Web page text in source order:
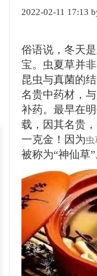
2022-02-11 17:13
俗语说，冬天
宝。虫夏草并
昆虫与真菌的
名贵中药材，
补药。最早在
载，因其名贵
一克金！因为虫
被称为“神仙草”